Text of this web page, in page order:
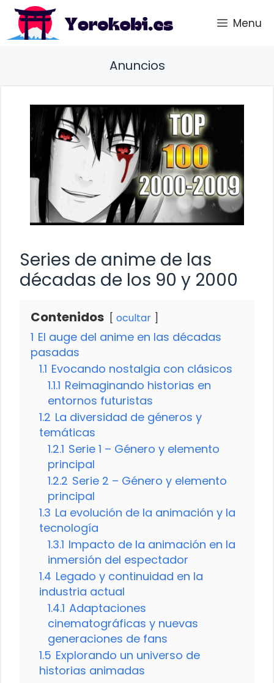
Saltar
contenido
Menu
Anuncios
Series de anime de las
décadas de los 90 y 2000
Contenidos ocultar
1 El auge del anime en las décadas
pasadas
1.1 Evocando nostalgia con clásicos
1.1.1 Reimaginando historias en
entornos futuristas
1.2 La diversidad de géneros y
temáticas
1.2.1 Serie 1 – Género y elemento
principal
1.2.2 Serie 2 – Género y elemento
principal
1.3 La evolución de la animación y la
tecnología
1.3.1 Impacto de la animación en la
inmersión del espectador
1.4 Legado y continuidad en la
industria actual
1.4.1 Adaptaciones
cinematográficas y nuevas
generaciones de fans
1.5 Explorando un universo de
historias animadas